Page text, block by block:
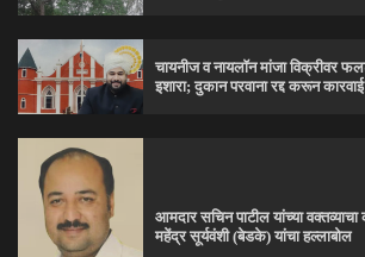
चायनीज व नायलॉन मांजा विक्रीवर
इशारा; दुकान परवाना रद्द करून कारवाई
आमदार सचिन पाटील यांच्या
महेंद्र सूर्यवंशी (बेडके) यांचा हल्लाबोल